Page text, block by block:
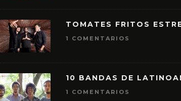
TOMATES FRITOS
1 COMENTARIOS
10 BANDAS DE
1 COMENTARIOS